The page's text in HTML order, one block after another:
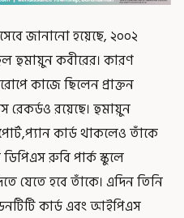
জানানো হয়েছে, ২০০২
হুমায়ুন কবীরের। কারণ
কাজে ছিলেন প্রাক্তন
রেকর্ডও রয়েছে। হুমায়ুন
কার্ড থাকলেও তাঁকে
রুবি পার্ক স্কুলে
যেতে হবে তাঁকে। এদিন তিনি
কার্ড এবং আইপিএস